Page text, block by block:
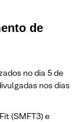
de
no dia 5 de
nos dias
(SMFT3) e